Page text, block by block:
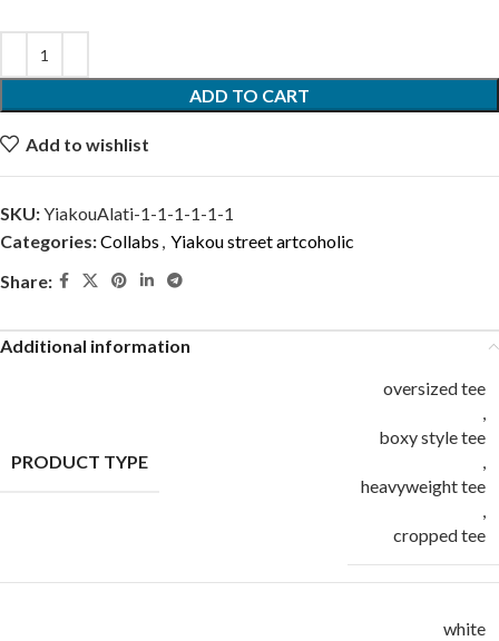
ADD TO CART
Add to wishlist
SKU:YiakouAlati-1-1-1-1-1-1
Categories:Collabs , Yiakou street artcoholic
Share:
Additional information
PRODUCT TYPE
oversized tee
,
boxy style tee
,
heavyweight tee
,
cropped tee
white